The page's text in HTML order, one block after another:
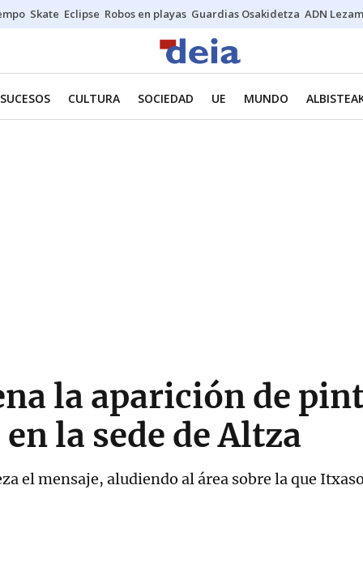
Skate Eclipse Robos en playas Guardias Osakidetza ADN
SUCESOS CULTURA SOCIEDAD UE MUNDO
la aparición de
la sede de Altza
el mensaje, aludiendo al área sobre la que